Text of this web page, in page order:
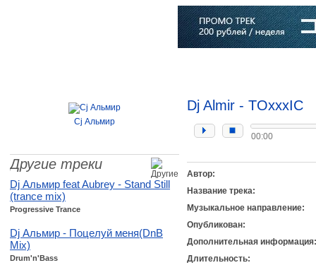
Cj Альмир
Другие треки
Dj Альмир feat Aubrey - Stand Still
(trance mix)
Progressive Trance
Dj Альмир - Поцелуй меня(DnB
Mix)
Drum'n'Bass
Dj Almir - TOxxxIC
00:00
Автор:
Название трека:
Музыкальное направление:
Опубликован:
Дополнительная информация:
Длительность: